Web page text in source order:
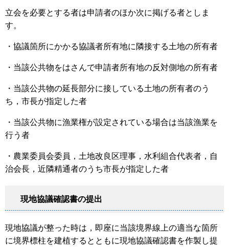
立会を必要とする者は申請者のほか次に掲げる者としま
す。
・協議箇所にかかる協議者所有地に隣接する土地の所有者
・当該公共物をはさんで申請者所有地の反対側地の所有者
・当該公共物の延長部分に接している土地の所有者のう
ち，市長が指定した者
・当該公共物に漁業権が設定されている場合は当該漁業を
行う者
・農業委員会委員，土地改良区理事，水利組合代表者，自
治会長，近隣精通者のうち市長が指定した者
現地協議確認書の提出
現地協議が整った時は，即座に当該境界線上の適当な箇所
に境界標柱を建植するとともに現地協議確認書を作製し提